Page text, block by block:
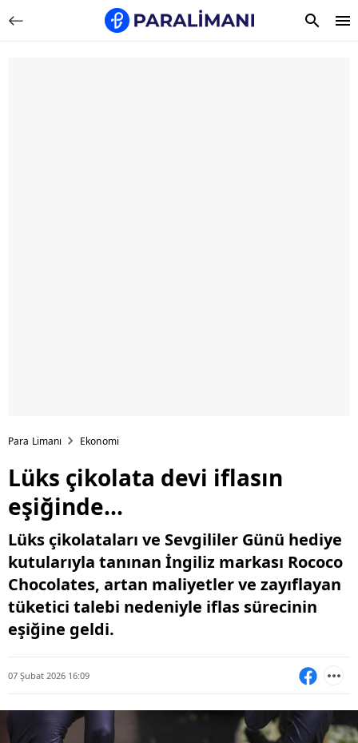
Para Limanı Ekonomi
Lüks çikolata devi iflasın
eşiğinde...
Lüks çikolataları ve Sevgililer Günü hediye
kutularıyla tanınan İngiliz markası Rococo
Chocolates, artan maliyetler ve zayıflayan
tüketici talebi nedeniyle iflas sürecinin
eşiğine geldi.
07 Şubat 2026 16:09